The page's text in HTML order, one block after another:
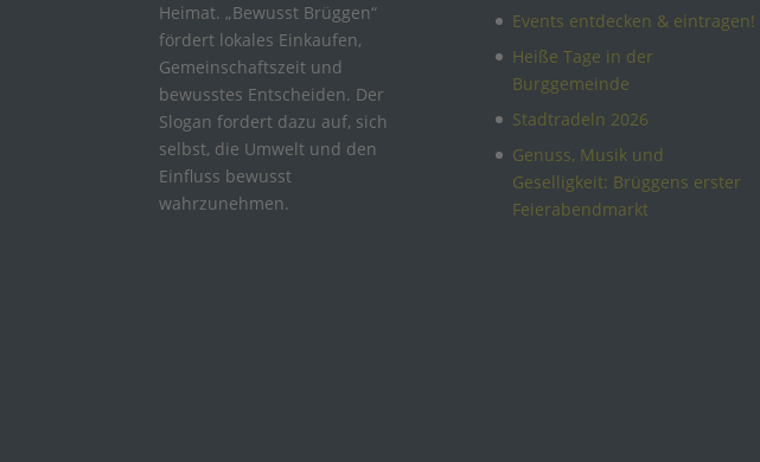
Heimat. „Bewusst Brüggen“
fördert lokales Einkaufen,
Gemeinschaftszeit und
bewusstes Entscheiden. Der
Slogan fordert dazu auf, sich
selbst, die Umwelt und den
Einfluss bewusst
wahrzunehmen.
Events entdecken & eintragen!
Heiße Tage in der
Burggemeinde
Stadtradeln 2026
Genuss, Musik und
Geselligkeit: Brüggens erster
Feierabendmarkt